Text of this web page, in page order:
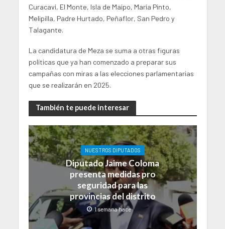
Curacaví, El Monte, Isla de Maipo, María Pinto,
Melipilla, Padre Hurtado, Peñaflor, San Pedro y
Talagante.
La candidatura de Meza se suma a otras figuras
políticas que ya han comenzado a preparar sus
campañas con miras a las elecciones parlamentarias
que se realizarán en 2025.
También te puede interesar
NUESTROS DIPUTADOS
Diputado Jaime Coloma
presenta medidas pro
seguridad para las
provincias del distrito
1 semana hace